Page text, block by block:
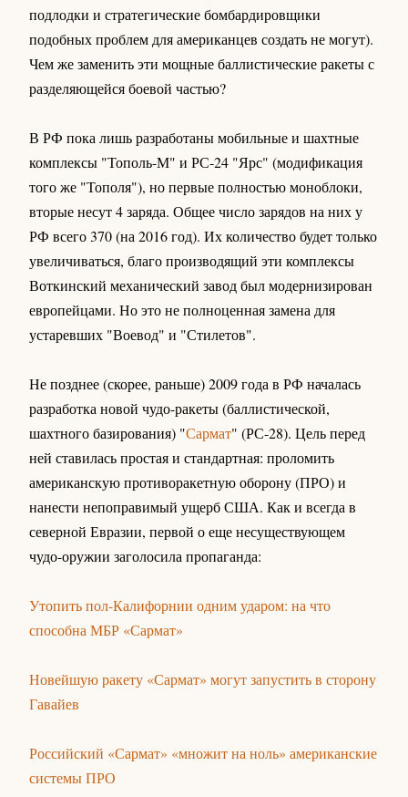
подлодки и стратегические бомбардировщики
подобных проблем для американцев создать не могут).
Чем же заменить эти мощные баллистические ракеты с
разделяющейся боевой частью?
В РФ пока лишь разработаны мобильные и шахтные
комплексы "Тополь-М" и РС-24 "Ярс" (модификация
того же "Тополя"), но первые полностью моноблоки,
вторые несут 4 заряда. Общее число зарядов на них у
РФ всего 370 (на 2016 год). Их количество будет только
увеличиваться, благо производящий эти комплексы
Воткинский механический завод был модернизирован
европейцами. Но это не полноценная замена для
устаревших "Воевод" и "Стилетов".
Не позднее (скорее, раньше) 2009 года в РФ началась
разработка новой чудо-ракеты (баллистической,
шахтного базирования) "Сармат" (РС-28). Цель перед
ней ставилась простая и стандартная: проломить
американскую противоракетную оборону (ПРО) и
нанести непоправимый ущерб США. Как и всегда в
северной Евразии, первой о еще несуществующем
чудо-оружии заголосила пропаганда:
Утопить пол-Калифорнии одним ударом: на что
способна МБР «Сармат»
Новейшую ракету «Сармат» могут запустить в сторону
Гавайев
Российский «Сармат» «множит на ноль» американские
системы ПРО